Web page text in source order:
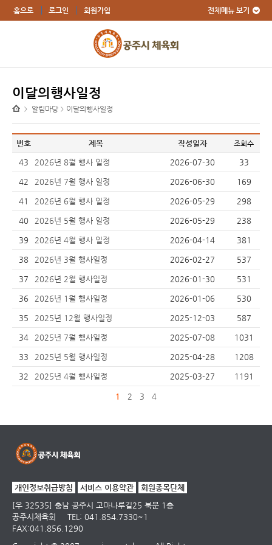
홈으로 로그인 회원가입 전체메뉴 보기
이달의행사일정
> 알림마당 > 이달의행사일정
번호 제목 작성일자 조회수
43 2026년 8월 행사 일정 2026-07-30 33
42 2026년 7월 행사 일정 2026-06-30 169
41 2026년 6월 행사 일정 2026-05-29 298
40 2026년 5월 행사 일정 2026-05-29 238
39 2026년 4월 행사 일정 2026-04-14 381
38 2026년 3월 행사일정 2026-02-27 537
37 2026년 2월 행사일정 2026-01-30 531
36 2026년 1월 행사일정 2026-01-06 530
35 2025년 12월 행사일정 2025-12-03 587
34 2025년 7월 행사일정 2025-07-08 1031
33 2025년 5월 행사일정 2025-04-28 1208
32 2025년 4월 행사일정 2025-03-27 1191
1 2 3 4
개인정보취급방침 서비스 이용약관
회원종목단체
[우 32535] 충남 공주시 고마나루길25 북문 1층
공주시체육회
TEL: 041.854.7330~1
FAX:041.856.1290